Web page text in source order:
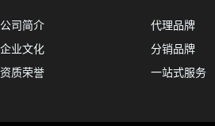
公司简介
企业文化
资质荣誉
代理品牌
分销品牌
一站式服务